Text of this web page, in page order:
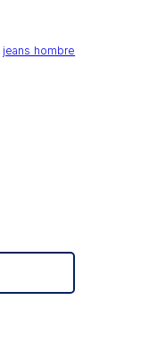
jeans hombre